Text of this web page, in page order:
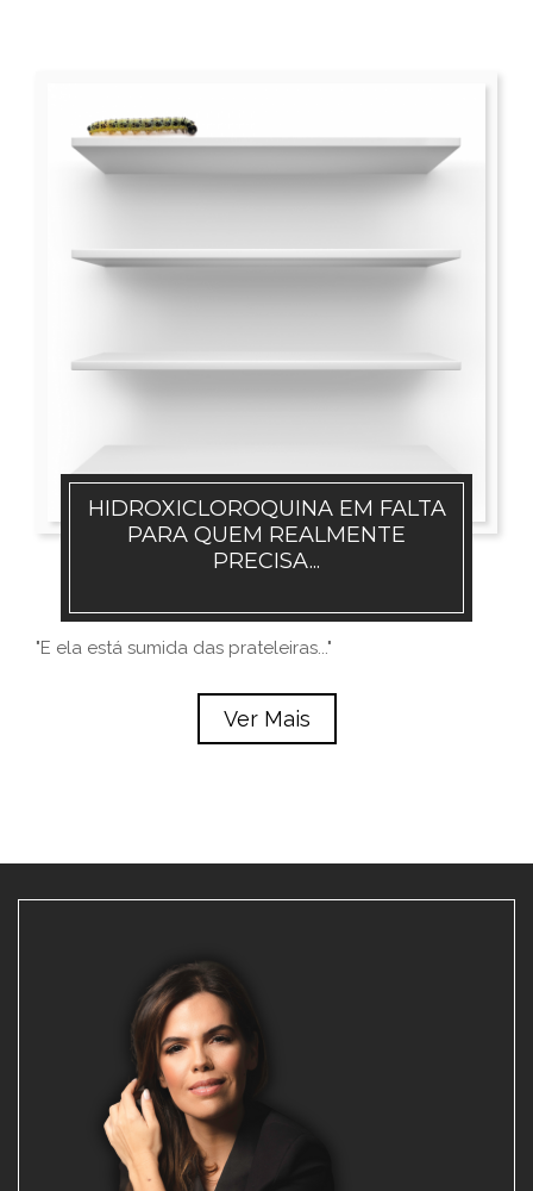
HIDROXICLOROQUINA EM FALTA
PARA QUEM REALMENTE
PRECISA...
"E ela está sumida das prateleiras..."
Ver Mais